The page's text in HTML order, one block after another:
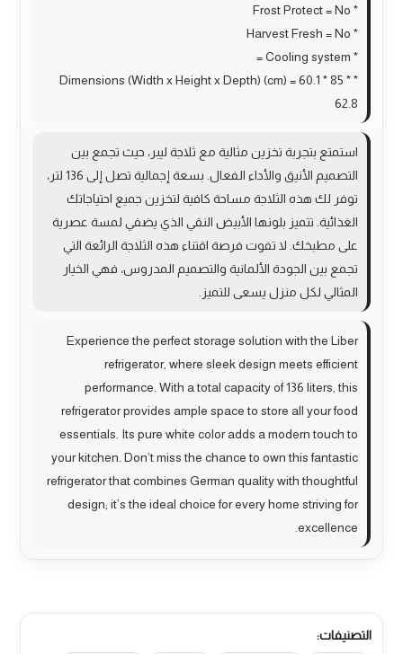
* Frost Protect = No
* Harvest Fresh = No
* Cooling system =
* Dimensions (Width x Height x Depth) (cm) = 60.1 * 85 *
62.8
استمتع بتجربة تخزين مثالية مع ثلاجة ليبر، حيث تجمع بين
التصميم الأنيق والأداء الفعال. بسعة إجمالية تصل إلى 136 لتر،
توفر لك هذه الثلاجة مساحة كافية لتخزين جميع احتياجاتك
الغذائية. تتميز بلونها الأبيض النقي الذي يضفي لمسة عصرية
على مطبخك. لا تفوت فرصة اقتناء هذه الثلاجة الرائعة التي
تجمع بين الجودة الألمانية والتصميم المدروس، فهي الخيار
المثالي لكل منزل يسعى للتميز.
Experience the perfect storage solution with the Liber
refrigerator, where sleek design meets efficient
performance. With a total capacity of 136 liters, this
refrigerator provides ample space to store all your food
essentials. Its pure white color adds a modern touch to
your kitchen. Don’t miss the chance to own this fantastic
refrigerator that combines German quality with thoughtful
design; it’s the ideal choice for every home striving for
excellence.
التصنيفات: